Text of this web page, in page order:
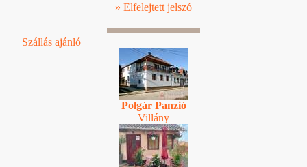
» Elfelejtett jelszó
Szállás ajánló
Polgár Panzió
Villány